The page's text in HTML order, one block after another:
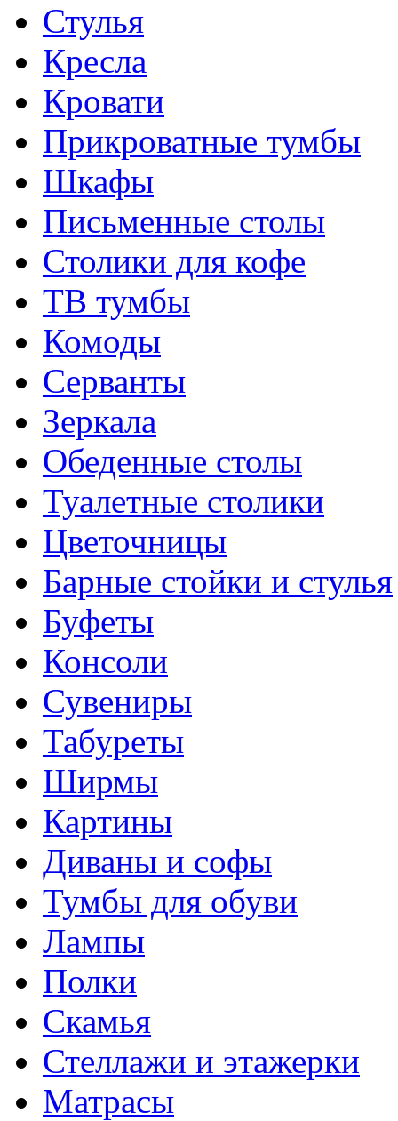
Стулья
Кресла
Кровати
Прикроватные тумбы
Шкафы
Письменные столы
Столики для кофе
ТВ тумбы
Комоды
Серванты
Зеркала
Обеденные столы
Туалетные столики
Цветочницы
Барные стойки и стулья
Буфеты
Консоли
Сувениры
Табуреты
Ширмы
Картины
Диваны и софы
Тумбы для обуви
Лампы
Полки
Скамья
Стеллажи и этажерки
Матрасы